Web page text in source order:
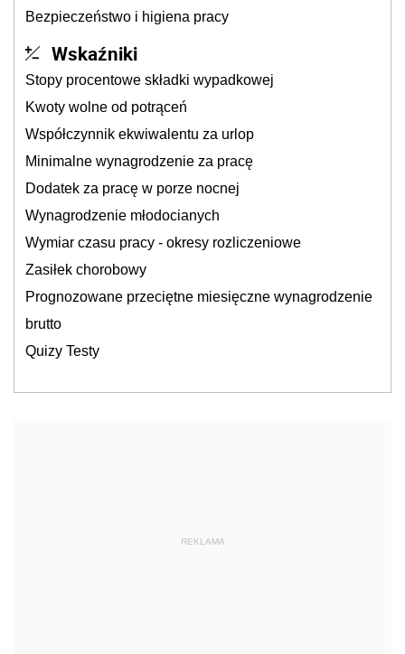
Bezpieczeństwo i higiena pracy
Wskaźniki
Stopy procentowe składki wypadkowej
Kwoty wolne od potrąceń
Współczynnik ekwiwalentu za urlop
Minimalne wynagrodzenie za pracę
Dodatek za pracę w porze nocnej
Wynagrodzenie młodocianych
Wymiar czasu pracy - okresy rozliczeniowe
Zasiłek chorobowy
Prognozowane przeciętne miesięczne wynagrodzenie
brutto
Quizy Testy
REKLAMA